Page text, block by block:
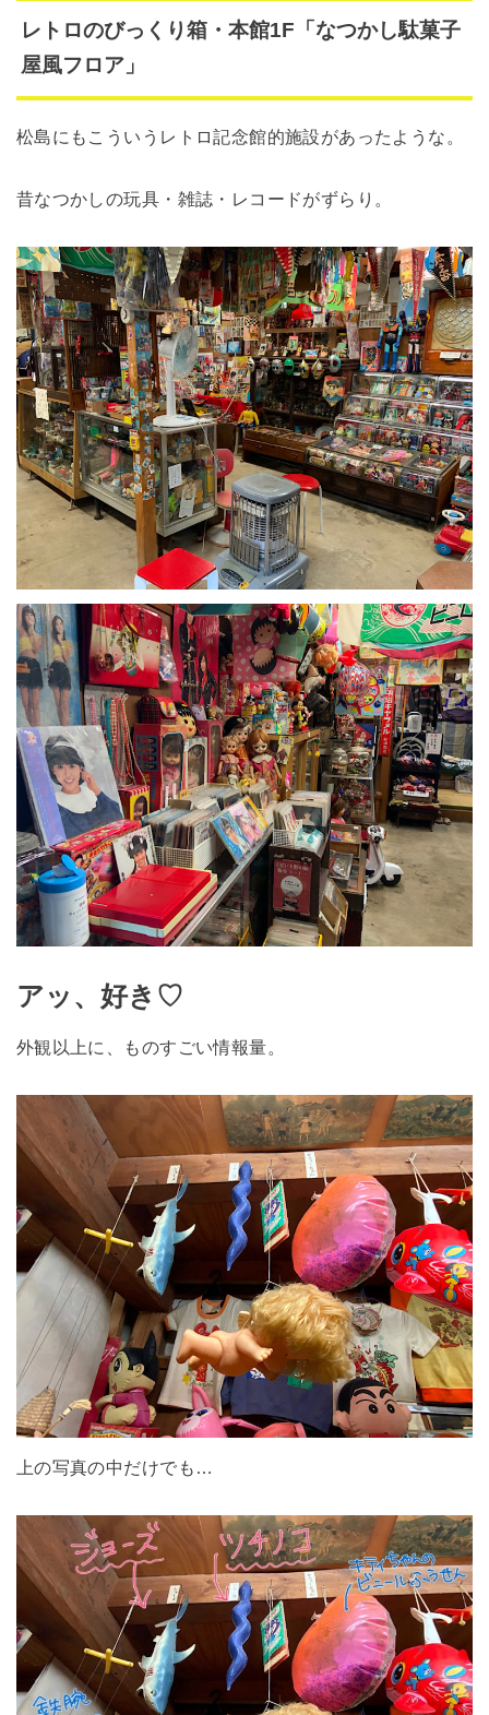
レトロのびっくり箱・本館1F「なつかし駄菓子
屋風フロア」
松島にもこういうレトロ記念館的施設があったような。
昔なつかしの玩具・雑誌・レコードがずらり。
アッ、好き♡
外観以上に、ものすごい情報量。
上の写真の中だけでも…